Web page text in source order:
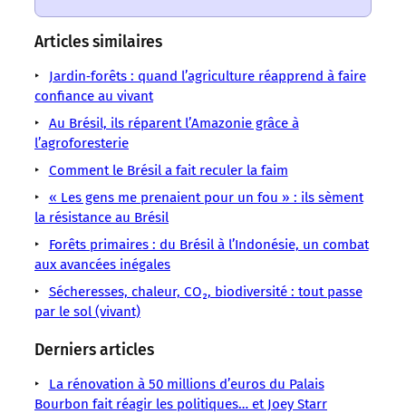
sens
/
LMOUS
–
Agriculture
Biodiversité
Forêts
un
sens
LMOUS
–
comestibles
Forêts
jardins
forêts
un
sens
LMOUS
–
Parmi
terres
à
la
communauté
LMOUS
afro-
descendante
Brésil,
en
LMOUS
Équateur
au
Suriname,
de
LMOUS
moitié
chevauche
zones
les
riches
LMOUS
en
biodiversité
planète,
une
Articles similaires
Jardin‑forêts : quand l’agriculture réapprend à faire
confiance au vivant
Au Brésil, ils réparent l’Amazonie grâce à
l’agroforesterie
Comment le Brésil a fait reculer la faim
« Les gens me prenaient pour un fou » : ils sèment
la résistance au Brésil
Forêts primaires : du Brésil à l’Indonésie, un combat
aux avancées inégales
Sécheresses, chaleur, CO₂, biodiversité : tout passe
par le sol (vivant)
Derniers articles
La rénovation à 50 millions d’euros du Palais
Bourbon fait réagir les politiques… et Joey Starr